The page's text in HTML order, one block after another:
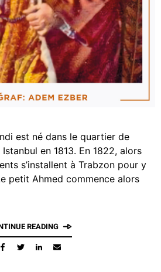
est né dans le quartier de
en 1813. En 1822, alors
s’installent à Trabzon pour y
petit Ahmed commence alors
READING